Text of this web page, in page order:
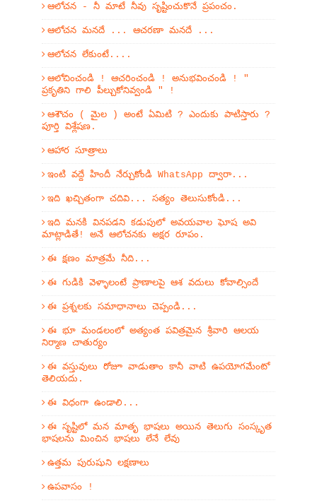
ఆలోచన - నీ మాటే నీవు సృష్టించుకొనే ప్రపంచం.
ఆలోచన మనదే ... ఆచరణా మనదే ...
ఆలోచన లేకుంటే....
ఆలోచించండి ! ఆచరించండి ! అనుభవించండి ! "
ప్రకృతిని గాలి పీల్చుకోనివ్వండి " !
ఆశౌచం ( మైల ) అంటే ఏమిటి ? ఎందుకు పాటిస్తారు ?
పూర్తి విశ్లేషణ.
ఆహార సూత్రాలు
ఇంటి వద్దే హిందీ నేర్చుకోండి WhatsApp ద్వారా...
ఇది ఖచ్చితంగా చదివి... సత్యం తెలుసుకోండి...
ఇది మనకి వినపడని కడుపులో అవయవాల ఘోష అవి
మాట్లాడితే! అనే ఆలోచనకు అక్షర రూపం.
ఈ క్షణం మాత్రమే నీది...
ఈ గుడికి వెళ్ళాలంటే ప్రాణాలపై ఆశ వదులు కోవాల్సిందే
ఈ ప్రశ్నలకు సమాధానాలు చెప్పండి...
ఈ భూ మండలంలో అత్యంత పవిత్రమైన శ్రీవారి ఆలయ
నిర్మాణ చాతుర్యం
ఈ వస్తువులు రోజూ వాడుతాం కానీ వాటి ఉపయోగమేంటో
తెలియదు.
ఈ విధంగా ఉండాలి...
ఈ సృష్టిలో మన మాతృ భాషలు అయిన తెలుగు సంస్కృత
భాషలను మించిన భాషలు లేనే లేవు
ఉత్తమ పురుషుని లక్షణాలు
ఉపవాసం !